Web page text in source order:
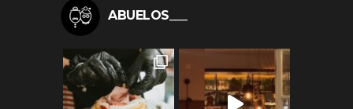
ABUELOS___